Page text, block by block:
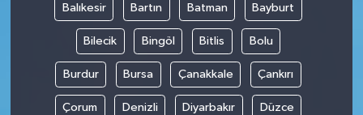
Balıkesir Bartın Batman Bayburt
Bilecik Bingöl Bitlis Bolu
Burdur Bursa Çanakkale Çankırı
Çorum Denizli Diyarbakır Düzce